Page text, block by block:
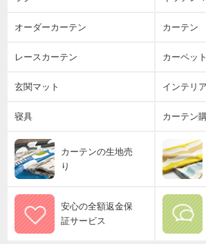
オーダーカーテン カーテン
レースカーテン カーペット
玄関マット インテリ
寝具 カーテン
カーテンの生地売
り
安心の全額返金保
証サービス